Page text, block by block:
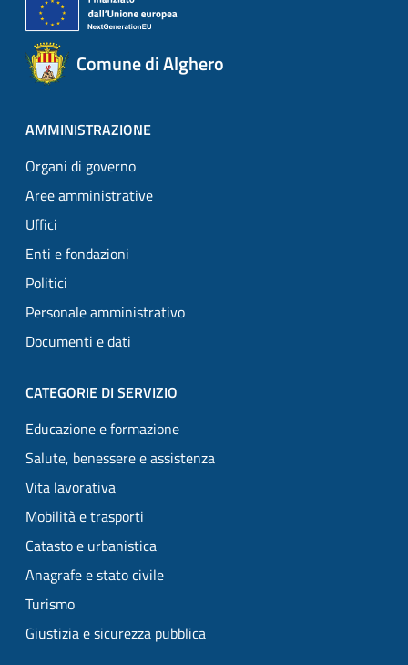
Comune di Alghero
AMMINISTRAZIONE
Organi di governo
Aree amministrative
Uffici
Enti e fondazioni
Politici
Personale amministrativo
Documenti e dati
CATEGORIE DI SERVIZIO
Educazione e formazione
Salute, benessere e assistenza
Vita lavorativa
Mobilità e trasporti
Catasto e urbanistica
Anagrafe e stato civile
Turismo
Giustizia e sicurezza pubblica